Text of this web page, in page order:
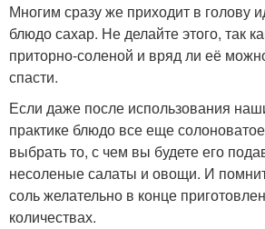
Многим сразу же приходит в голову
блюдо сахар. Не делайте этого, так
приторно-соленой и вряд ли её
спасти.
Если даже после использования
практике блюдо все еще
выбрать то, с чем вы будете его
несоленые салаты и овощи. И
соль желательно в конце
количествах.